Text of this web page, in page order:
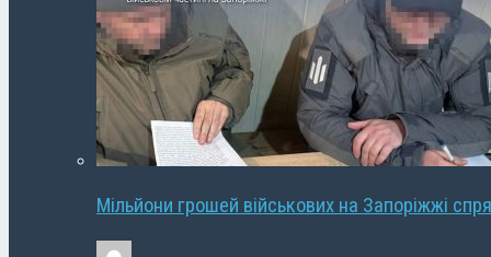
Мільйони грошей військових на Запоріжжі